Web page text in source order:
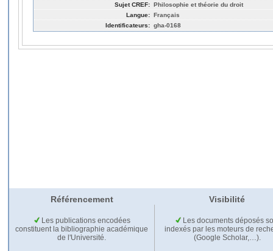
Sujet CREF: Philosophie et théorie du droit
Langue: Français
Identificateurs: gha-0168
Référencement Visibilité
Les publications encodées
constituent la bibliographie académique
de l'Université.
Les documents déposés
indexés par les moteurs de
(Google Scholar,…).